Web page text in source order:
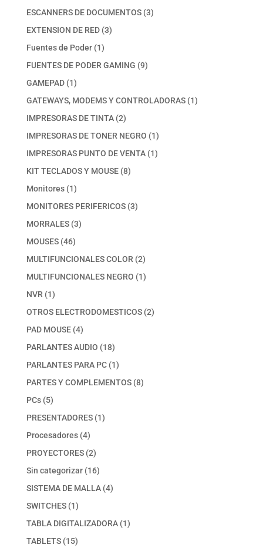
productos
ESCANNERS DE DOCUMENTOS 33
EXTENSION DE RED 33
Fuentes de Poder 11
producto
FUENTES DE PODER GAMING 99
GAMEPAD 11
producto
GATEWAYS, MODEMS Y CONTROLADORAS 11
IMPRESORAS DE TINTA 22
productos
IMPRESORAS DE TONER NEGRO 11
producto
IMPRESORAS PUNTO DE VENTA 11
KIT TECLADOS Y MOUSE 88
Monitores 11
producto
MONITORES PERIFERICOS 33
MORRALES 33
MOUSES 4646
productos
MULTIFUNCIONALES COLOR 22
productos
MULTIFUNCIONALES NEGRO 11
NVR 11
producto
OTROS ELECTRODOMESTICOS 22
PAD MOUSE 44
productos
PARLANTES AUDIO 1818
productos
PARLANTES PARA PC 11
producto
PARTES Y COMPLEMENTOS 88
PCs 55
productos
PRESENTADORES 11
Procesadores 44
productos
PROYECTORES 22
productos
Sin categorizar 1616
productos
SISTEMA DE MALLA 44
SWITCHES 11
producto
TABLA DIGITALIZADORA 11
TABLETS 1515